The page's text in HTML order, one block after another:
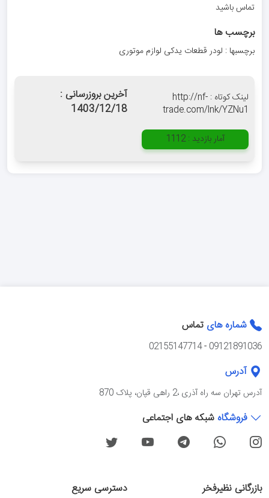
تماس باشید
برچسب ها
برچسبها : لودر قطعات یدکی لوازم موتوری
لینک کوتاه : http://nf-
trade.com/lnk/YZNu1
آخرین بروزرسانی :
1403/12/18
آمار بازدید :1112
شماره های تماس
09121891036
-
02155147714
آدرس
آدرس تهران سه راه آذرى ،2 راهی قپان، پلاک 870
فروشگاه شبکه های اجتماعی
بازرگانی نظیرفخر دسترسی سریع